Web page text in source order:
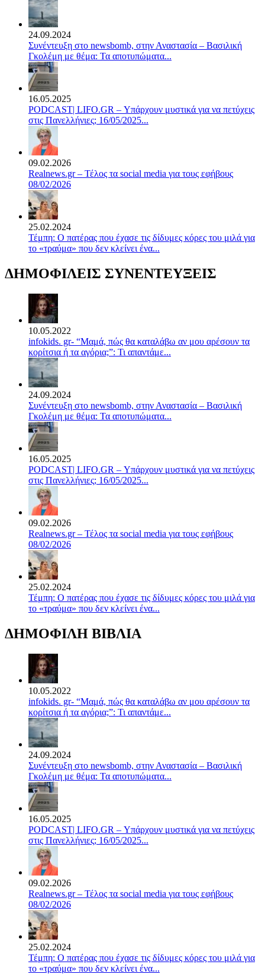
24.09.2024
Συνέντευξη στο newsbomb, στην Αναστασία – Βασιλική
Γκολέμη με θέμα: Τα αποτυπώματα...
16.05.2025
PODCAST| LIFO.GR – Υπάρχουν μυστικά για να πετύχεις
στις Πανελλήνιες; 16/05/2025...
09.02.2026
Realnews.gr – Τέλος τα social media για τους εφήβους
08/02/2026
25.02.2024
Τέμπη: Ο πατέρας που έχασε τις δίδυμες κόρες του μιλά για
το «τραύμα» που δεν κλείνει ένα...
ΔΗΜΟΦΙΛΕΙΣ ΣΥΝΕΝΤΕΥΞΕΙΣ
10.05.2022
infokids. gr- “Μαμά, πώς θα καταλάβω αν μου αρέσουν τα
κορίτσια ή τα αγόρια;”: Τι απαντάμε...
24.09.2024
Συνέντευξη στο newsbomb, στην Αναστασία – Βασιλική
Γκολέμη με θέμα: Τα αποτυπώματα...
16.05.2025
PODCAST| LIFO.GR – Υπάρχουν μυστικά για να πετύχεις
στις Πανελλήνιες; 16/05/2025...
09.02.2026
Realnews.gr – Τέλος τα social media για τους εφήβους
08/02/2026
25.02.2024
Τέμπη: Ο πατέρας που έχασε τις δίδυμες κόρες του μιλά για
το «τραύμα» που δεν κλείνει ένα...
ΔΗΜΟΦΙΛΗ ΒΙΒΛΙΑ
10.05.2022
infokids. gr- “Μαμά, πώς θα καταλάβω αν μου αρέσουν τα
κορίτσια ή τα αγόρια;”: Τι απαντάμε...
24.09.2024
Συνέντευξη στο newsbomb, στην Αναστασία – Βασιλική
Γκολέμη με θέμα: Τα αποτυπώματα...
16.05.2025
PODCAST| LIFO.GR – Υπάρχουν μυστικά για να πετύχεις
στις Πανελλήνιες; 16/05/2025...
09.02.2026
Realnews.gr – Τέλος τα social media για τους εφήβους
08/02/2026
25.02.2024
Τέμπη: Ο πατέρας που έχασε τις δίδυμες κόρες του μιλά για
το «τραύμα» που δεν κλείνει ένα...